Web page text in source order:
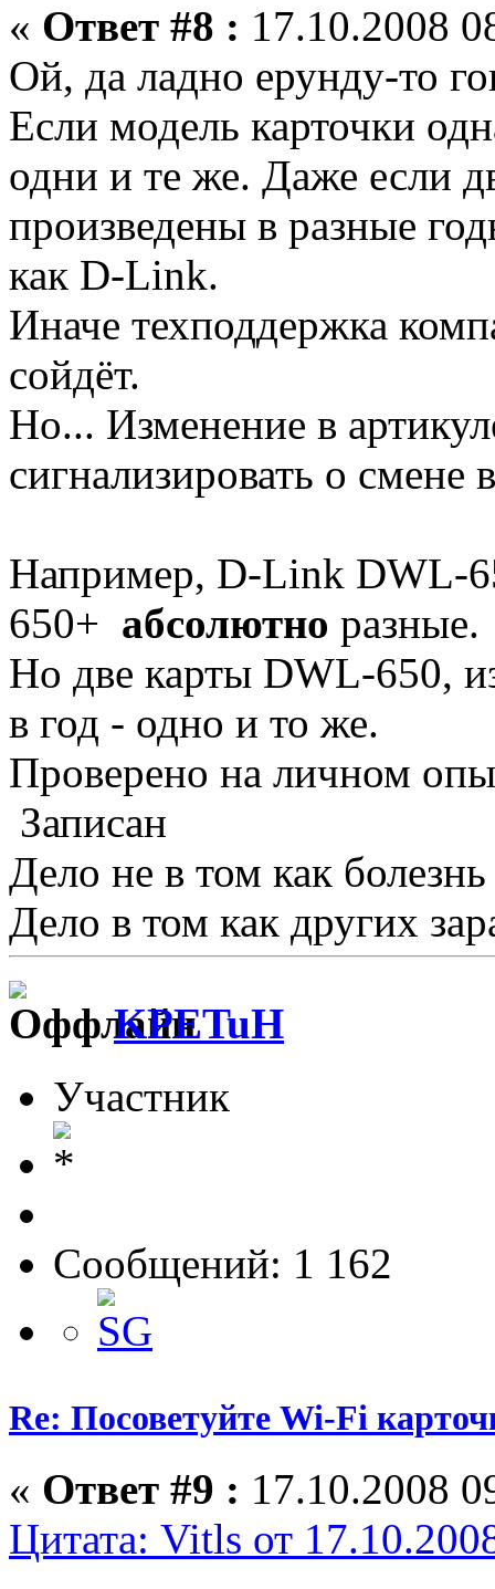
« Ответ #8 : 17.10.2008
Ой, да ладно ерунду-то
Если модель карточки
одни и те же. Даже если
произведены в разные
как D-Link.
Иначе техподдержка
сойдёт.
Но... Изменение в
сигнализировать о смене
Например, D-Link DWL-
650+ абсолютно разные.
Но две карты DWL-650,
в год - одно и то же.
Проверено на личном
Записан
Дело не в том как
Дело в том как других
KPETuH
Участник
Сообщений: 1 162
Re: Посоветуйте Wi-Fi
« Ответ #9 : 17.10.2008
Цитата: Vitls от